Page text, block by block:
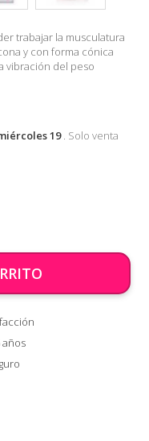
trabajar la musculatura
y con forma cónica
vibración del peso
19 . Solo venta
años